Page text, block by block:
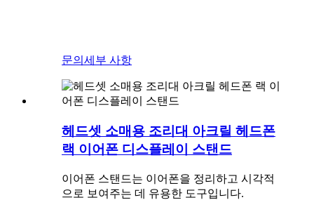
문의 세부 사항
헤드셋 소매용 조리대 아크릴 헤드폰
랙 이어폰 디스플레이 스탠드
이어폰 스탠드는 이어폰을 정리하고 시각적
으로 보여주는 데 유용한 도구입니다.